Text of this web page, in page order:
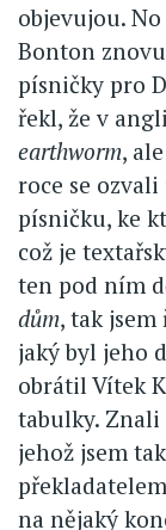
objevujou.
Bonton
písničky pro
řekl, že v
earthworm,
roce se
písničku, ke
což je
ten pod ním
dům, tak jsem
jaký byl jeho
obrátil Vítek
tabulky. Znali
jehož jsem
na nějaký